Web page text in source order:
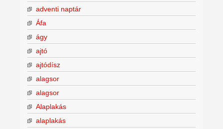
adventi naptár
Áfa
ágy
ajtó
ajtódísz
alagsor
alagsor
Alaplakás
alaplakás